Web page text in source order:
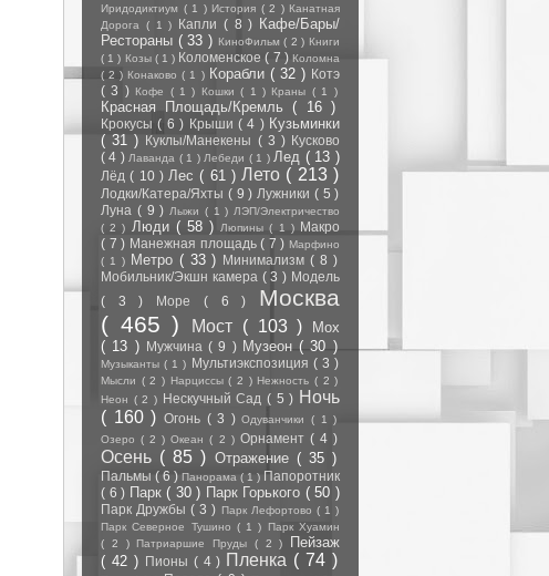
Иридодиктиум ( 1 ) История ( 2 ) Канатная
Дорога ( 1 ) Капли ( 8 )
Кафе/Бары/
Рестораны ( 33 ) КиноФильм( 2 ) Книги
( 1 ) Козы ( 1 ) Коломенское( 7 )Коломна
( 2 ) Конаково( 1 ) Корабли ( 32 ) Котэ
( 3 ) Кофе ( 1 ) Кошки( 1 ) Краны ( 1 )
Красная Площадь/Кремль( 16 )
Крокусы( 6 ) Крыши ( 4 ) Кузьминки
( 31 ) Куклы/Манекены ( 3 ) Кусково
( 4 ) Лаванда ( 1 ) Лебеди ( 1 ) Лед ( 13 )
Лёд( 10 ) Лес( 61 ) Лето ( 213 )
Лодки/Катера/Яхты ( 9 ) Лужники ( 5 )
Луна ( 9 ) Лыжи ( 1 ) ЛЭП/Электричество
( 2 )
Люди ( 58 ) Люпины( 1 ) Макро
( 7 ) Манежная площадь( 7 ) Марфино
( 1 )
Метро ( 33 ) Минимализм( 8 )
Мобильник/Экшн камера ( 3 ) Модель
( 3 ) Море ( 6 ) Москва
( 465 )
Мост ( 103 )
Мох
( 13 ) Мужчина( 9 ) Музеон( 30 )
Музыканты( 1 ) Мультиэкспозиция ( 3 )
Мысли ( 2 ) Нарциссы( 2 ) Нежность( 2 )
Неон ( 2 ) Нескучный Сад( 5 ) Ночь
( 160 ) Огонь ( 3 )Одуванчики( 1 )
Озеро( 2 )Океан( 2 ) Орнамент ( 4 )
Осень ( 85 ) Отражение ( 35 )
Пальмы ( 6 ) Панорама ( 1 ) Папоротник
( 6 ) Парк ( 30 ) Парк Горького ( 50 )
Парк Дружбы( 3 ) Парк Лефортово ( 1 )
Парк Северное Тушино ( 1 )
Парк Хуамин
( 2 ) Патриаршие Пруды ( 2 )
Пейзаж
( 42 ) Пионы ( 4 ) Пленка ( 74 )